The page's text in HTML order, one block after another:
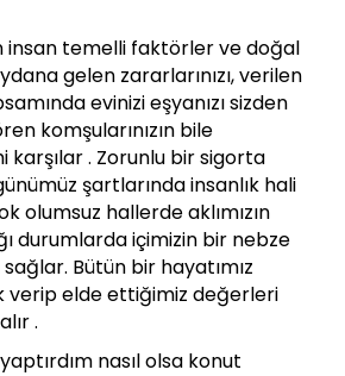
insan temelli faktörler ve doğal
gelen zararlarınızı, verilen
evinizi eşyanızı sizden
komşularınızın bile
karşılar . Zorunlu bir sigorta
şartlarında insanlık hali
olumsuz hallerde aklımızın
durumlarda içimizin bir nebze
Bütün bir hayatımız
verip elde ettiğimiz değerleri
.
nasıl olsa konut